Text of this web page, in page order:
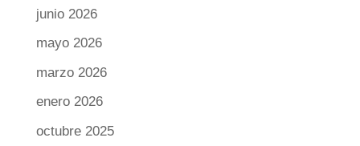
junio 2026
mayo 2026
marzo 2026
enero 2026
octubre 2025